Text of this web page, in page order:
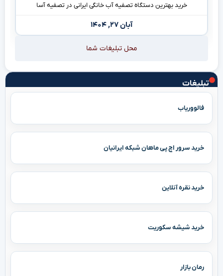
تبلیغات
فالووریاب
خرید سرور اچ پی ماهان شبکه ایرانیان
خرید نقره آنلاین
خرید شیشه سکوریت
رمان بازار
خرید بهترین دستگاه تصفیه آب خانگی ایرانی در تصفیه آسا
آبان ۲۷, ۱۴۰۴
محل تبلیغات شما